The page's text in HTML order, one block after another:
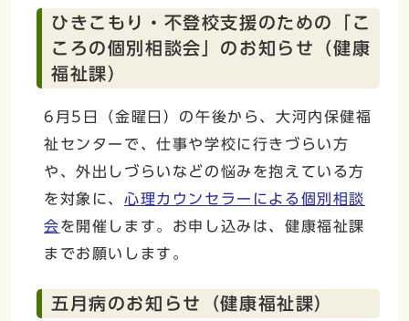
ひきこもり・不登校支援のための「こ
ころの個別相談会」のお知らせ（健康
福祉課）
6月5日（金曜日）の午後から、大河内保健福
祉センターで、仕事や学校に行きづらい方
や、外出しづらいなどの悩みを抱えている方
を対象に、 心理カウンセラーによる個別相談
会を開催します。お申し込みは、健康福祉課
までお願いします。
五月病のお知らせ（健康福祉課）